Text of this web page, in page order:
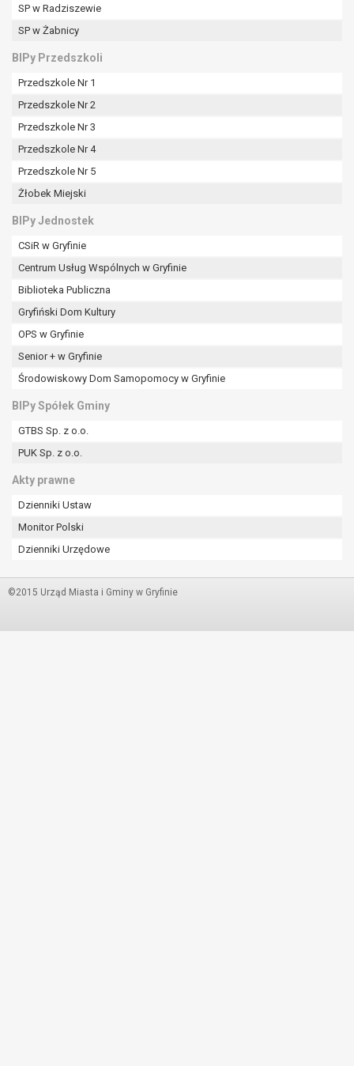
SP w Radziszewie
SP w Żabnicy
BIPy Przedszkoli
Przedszkole Nr 1
Przedszkole Nr 2
Przedszkole Nr 3
Przedszkole Nr 4
Przedszkole Nr 5
Żłobek Miejski
BIPy Jednostek
CSiR w Gryfinie
Centrum Usług Wspólnych w Gryfinie
Biblioteka Publiczna
Gryfiński Dom Kultury
OPS w Gryfinie
Senior + w Gryfinie
Środowiskowy Dom Samopomocy w Gryfinie
BIPy Spółek Gminy
GTBS Sp. z o.o.
PUK Sp. z o.o.
Akty prawne
Dzienniki Ustaw
Monitor Polski
Dzienniki Urzędowe
©2015 Urząd Miasta i Gminy w Gryfinie